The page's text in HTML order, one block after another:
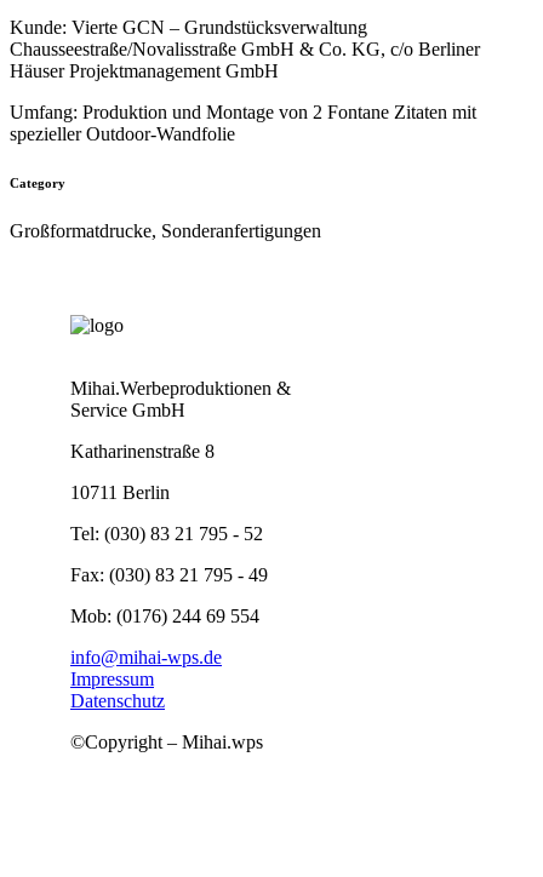
Kunde: Vierte GCN – Grundstücksverwaltung
Chausseestraße/Novalisstraße GmbH & Co. KG, c/o Berliner
Häuser Projektmanagement GmbH
Umfang: Produktion und Montage von 2 Fontane Zitaten mit
spezieller Outdoor-Wandfolie
Category
Großformatdrucke, Sonderanfertigungen
Mihai.Werbeproduktionen &
Service GmbH
Katharinenstraße 8
10711 Berlin
Tel: (030) 83 21 795 - 52
Fax: (030) 83 21 795 - 49
Mob: (0176) 244 69 554
info@mihai-wps.de
Impressum
Datenschutz
©Copyright – Mihai.wps